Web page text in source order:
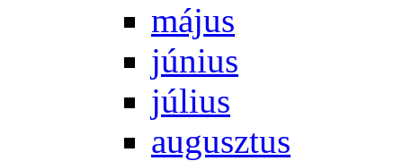
má­jus
jú­ni­us
jú­li­us
au­gusz­tus